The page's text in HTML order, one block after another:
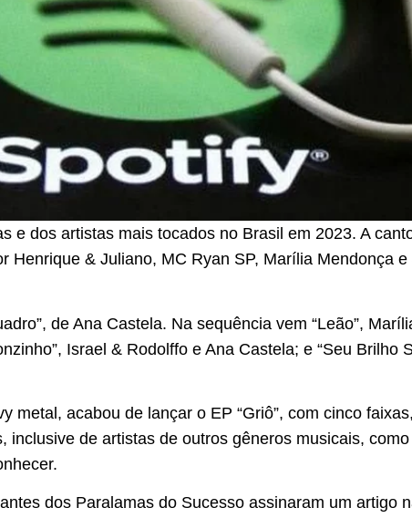
e dos artistas mais tocados no Brasil em 2023. A
Henrique & Juliano, MC Ryan SP, Marília Mendonça e
de Ana Castela. Na sequência vem “Leão”,
Israel & Rodolffo e Ana Castela; e “Seu Brilho
metal, acabou de lançar o EP “Griô”, com cinco
inclusive de artistas de outros gêneros musicais,
dos Paralamas do Sucesso assinaram um artigo